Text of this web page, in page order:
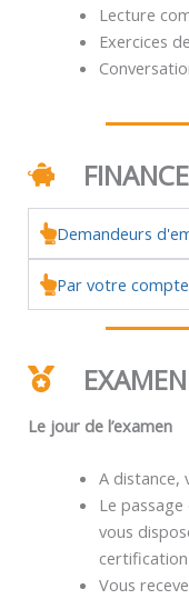
Lecture
Exercices
Demandeurs
Par votre compte
Le jour de l’examen
A distance,
Le
vous
certification
Vous